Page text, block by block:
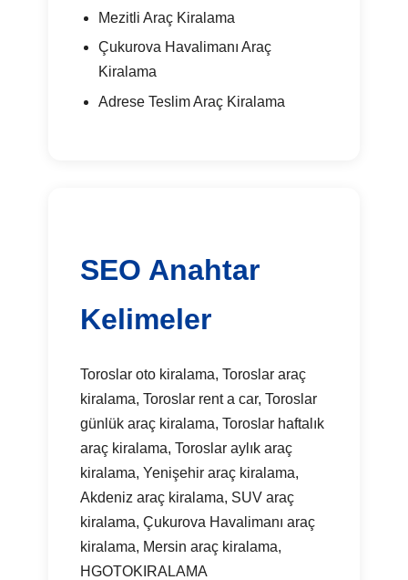
Mezitli Araç Kiralama
Çukurova Havalimanı Araç
Kiralama
Adrese Teslim Araç Kiralama
SEO Anahtar
Kelimeler
Toroslar oto kiralama, Toroslar araç
kiralama, Toroslar rent a car, Toroslar
günlük araç kiralama, Toroslar haftalık
araç kiralama, Toroslar aylık araç
kiralama, Yenişehir araç kiralama,
Akdeniz araç kiralama, SUV araç
kiralama, Çukurova Havalimanı araç
kiralama, Mersin araç kiralama,
HGOTOKIRALAMA